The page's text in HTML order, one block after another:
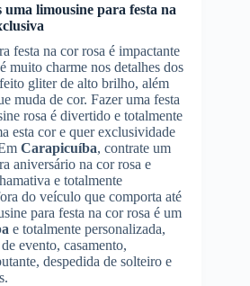
limousine para festa na
festa na cor rosa é impactante
muito charme nos detalhes dos
gliter de alto brilho, além
muda de cor. Fazer uma festa
rosa é divertido e totalmente
esta cor e quer exclusividade
Carapicuíba, contrate um
aniversário na cor rosa e
e totalmente
do veículo que comporta até
para festa na cor rosa é um
e totalmente personalizada,
evento, casamento,
despedida de solteiro e